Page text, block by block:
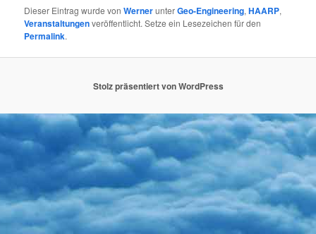
Dieser Eintrag wurde vonWernerunterGeo-Engineering,HAARP,
Veranstaltungenveröffentlicht. Setze ein Lesezeichen für den
Permalink.
Stolz präsentiert von WordPress